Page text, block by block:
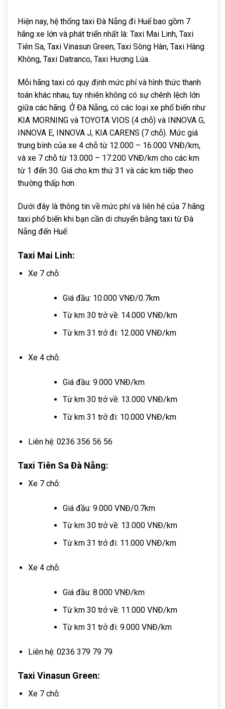
Hiện nay, hệ thống taxi Đà Nẵng đi Huế bao gồm 7
hãng xe lớn và phát triển nhất là: Taxi Mai Linh, Taxi
Tiên Sa, Taxi Vinasun Green, Taxi Sông Hàn, Taxi Hàng
Không, Taxi Datranco, Taxi Hương Lúa.
Mỗi hãng taxi có quy định mức phí và hình thức thanh
toán khác nhau, tuy nhiên không có sự chênh lệch lớn
giữa các hãng. Ở Đà Nẵng, có các loại xe phổ biến như
KIA MORNING và TOYOTA VIOS (4 chỗ) và INNOVA G,
INNOVA E, INNOVA J, KIA CARENS (7 chỗ). Mức giá
trung bình của xe 4 chỗ từ 12.000 – 16.000 VNĐ/km,
và xe 7 chỗ từ 13.000 – 17.200 VNĐ/km cho các km
từ 1 đến 30. Giá cho km thứ 31 và các km tiếp theo
thường thấp hơn.
Dưới đây là thông tin về mức phí và liên hệ của 7 hãng
taxi phổ biến khi bạn cần di chuyển bằng taxi từ Đà
Nẵng đến Huế:
Taxi Mai Linh:
Xe 7 chỗ:
Giá đầu: 10.000 VNĐ/0.7km
Từ km 30 trở về: 14.000 VNĐ/km
Từ km 31 trở đi: 12.000 VNĐ/km
Xe 4 chỗ:
Giá đầu: 9.000 VNĐ/km
Từ km 30 trở về: 13.000 VNĐ/km
Từ km 31 trở đi: 10.000 VNĐ/km
Liên hệ: 0236 356 56 56
Taxi Tiên Sa Đà Nẵng:
Xe 7 chỗ:
Giá đầu: 9.000 VNĐ/0.7km
Từ km 30 trở về: 13.000 VNĐ/km
Từ km 31 trở đi: 11.000 VNĐ/km
Xe 4 chỗ:
Giá đầu: 8.000 VNĐ/km
Từ km 30 trở về: 11.000 VNĐ/km
Từ km 31 trở đi: 9.000 VNĐ/km
Liên hệ: 0236 379 79 79
Taxi Vinasun Green:
Xe 7 chỗ: